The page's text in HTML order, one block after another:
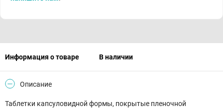
Информация о товаре В наличии
Описание
Таблетки капсуловидной формы, покрытые пленочной